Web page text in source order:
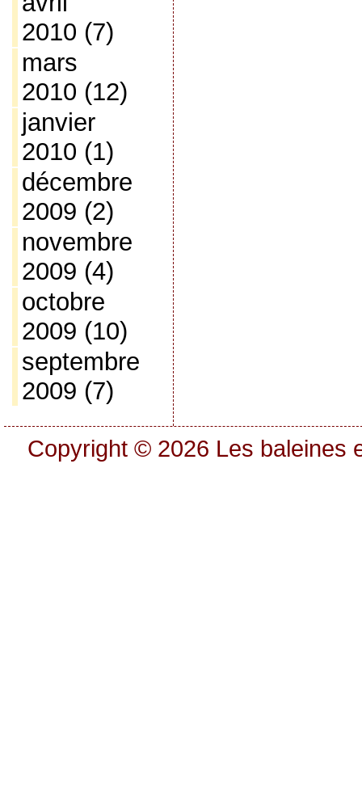
2010 (7)
mars
2010 (12)
janvier
2010 (1)
décembre
2009 (2)
novembre
2009 (4)
octobre
2009 (10)
septembre
2009 (7)
Copyright © 2026 Les baleines